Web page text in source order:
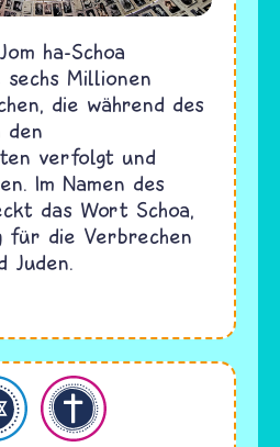
ha-Schoa
Millionen
die während des
den
verfolgt und
Im Namen des
das Wort Schoa,
für die Verbrechen
Juden.